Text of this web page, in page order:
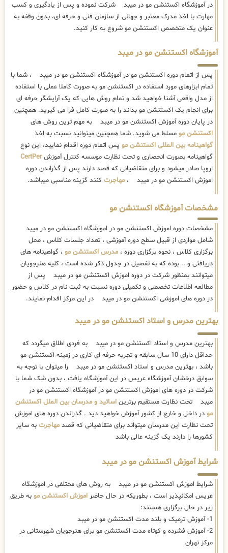
در آموزشگاه اکستنشن مو در میبد شرکت نموده و پس از یادگیری و کسب
مهارت با اخذ مدرک معتبر و جهانی از سازمان فنی و حرفه ای، بدون وقفه به
عنوان یک متخصص اکستنشن مو شروع به کار کنید.
آموزشگاه اکستنشن مو در میبد
پس از اتمام دوره اکستنشن مو در آموزشگاه اکستنشن مو در میبد ، شما با
تمام ابزارهای مورد استفاده در اکستنشن مو به صورت کاملا عملی با استفاده
از مدل واقعی آشنا خواهید شد و تمام روش هایی که یک آرایشگر حرفه ای
برای انجام یک اکستنشن مو بداند را به صورت کامل فرا می گیرید. همچنین
در پایان دوره آموزش اکستنشن مو در میبد به مهم ترین روش های
اکستنشن مو مسلط می شوید. شما همچنین میتوانید نسبت به اخذ
گواهینامه بین المللی اکستنشن مو پس اتمام دوره اقدام نمایید، این نوع
گواهینامه بصورت انحصاری و تحت نظارت موسسه کنترل آموزشCertPer
اروپا صادر میشود و برای متقاضیانی که قصد دارند پس از گذراندن دوره
اموزش اکستنشن مو در میبد ، مهاجرت کنند گزینه مناسبی میباشد.
مشخصات آموزشگاه اکستنشن مو
مشخصات دوره اموزش اکستنشن مو در اموزشگاه اکستنشن مو در میبد
شامل مواردی از قبیل سطح دوره آموزشی ، تعداد جلسات کلاس ، محل
برگزاری کلاس ، نحوه برگزاری دوره ، مدرس اکستنشن مو ، گواهینامه های
دریافتی و .. بوده که به تفصیل در جدول ذکر شده است ، کلیه هنرجویان
میتوانند بمنظور شرکت در دوره اموزش اکستنشن مو در میبد پس از
مطالعه اطلاعات تخصصی و تکمیلی دوره نسبت به ثبت نام در کلاس و حضور
در دوره های اموزشی اکستنشن مو در میبد در این مرکز اقدام نمایند.
بهترین مدرس و استاد اکستنشن مو در میبد
بهترین مدرس و استاد اکستنشن مو در میبد به فردی اطلاق میگردد که
حداقل دارای 10 سال سابقه و تجربه حرفه ای کاری در زمینه اکستنشن مو
باشد ، بهترین مدرس و استاد اکستنشن مو در میبد را میتوان با توجه به
سوابق درخشان آموزشگاه عریس در این آموزشگاه یافت ، بدون شک شما با
شرکت در دوره های اموزش اکستنشن مو در آموزشگاه اکستنشن مو در
میبد تحت نظارت مستقیم برترین اساتید و مدرسان بین الملل اکستنشن
مو در داخل و خارج از کشور آموزش خواهید دید . گذراندن دوره های اموزش
تحت نظارت این مدرسان میتواند برای متقاضیانی که قصد مهاجرت به سایر
کشورها را دارند یک گزینه عالی باشد
شرایط آموزش اکستنشن مو در میبد
شرایط اموزش اکستنشن مو در میبد به روش های مختلفی در اموزشگاه
عریس امکانپذیر است ، بطوریکه در حال حاضر اموزش اکستنشن مو به طریق
زیر در حال برگزاری هستند:
1- آموزش ترمیک و بلند مدت اکستنشن مو در میبد
2- آموزش فشرده و کوتاه مدت اکستنشن مو برای هنرجویان شهرستانی در
مرکز تهران